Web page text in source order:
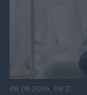
08.08.2026, 09:31